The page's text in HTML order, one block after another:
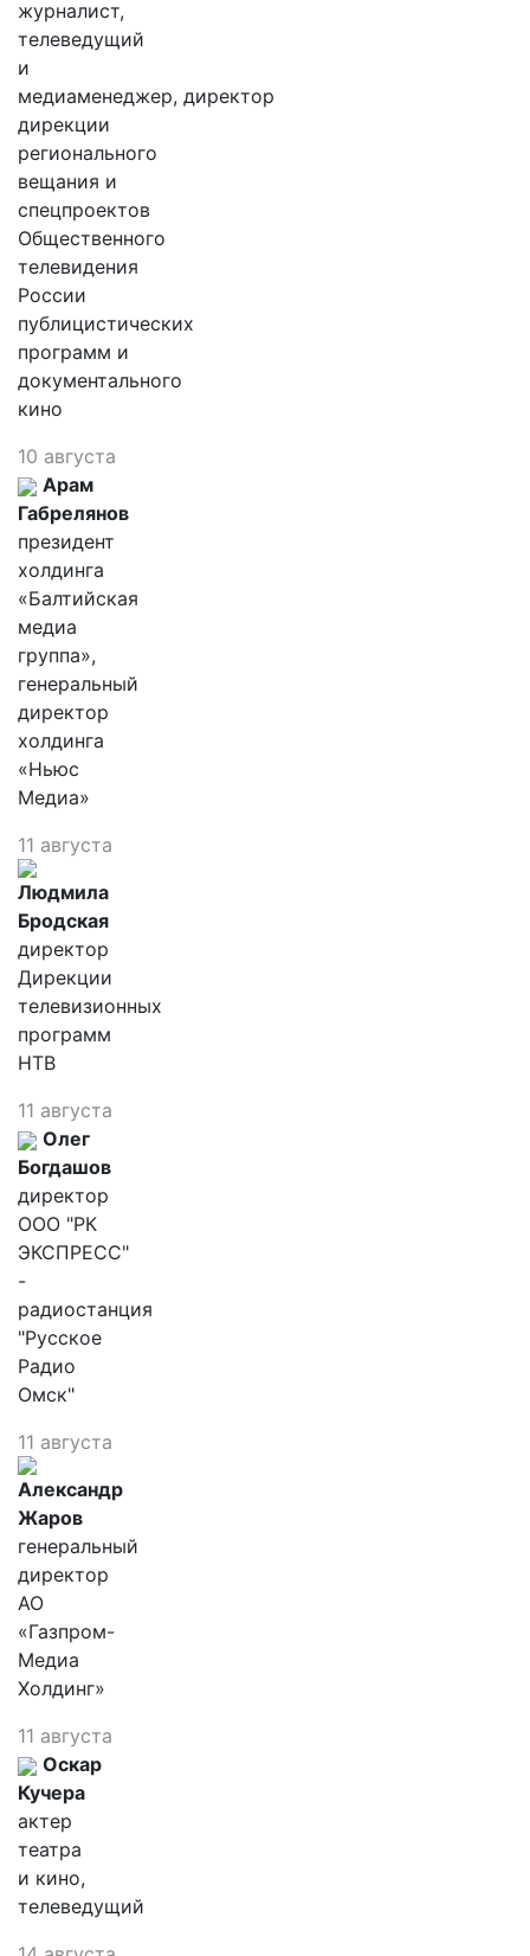
журналист,
телеведущий
и
медиаменеджер, директор
дирекции
регионального
вещания и
спецпроектов
Общественного
телевидения
России
публицистических
программ и
документального
кино
10 августа
Арам
Габрелянов
президент
холдинга
«Балтийская
медиа
группа»,
генеральный
директор
холдинга
«Ньюс
Медиа»
11 августа
Людмила
Бродская
директор
Дирекции
телевизионных
программ
НТВ
11 августа
Олег
Богдашов
директор
ООО "РК
ЭКСПРЕСС"
-
радиостанция
"Русское
Радио
Омск"
11 августа
Александр
Жаров
генеральный
директор
АО
«Газпром-
Медиа
Холдинг»
11 августа
Оскар
Кучера
актер
театра
и кино,
телеведущий